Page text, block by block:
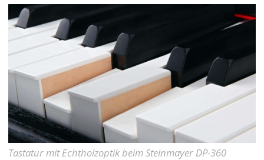
Tastatur mit Echtholzoptik beim Steinmayer DP-360